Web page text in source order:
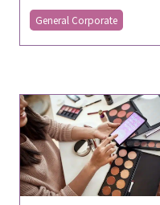
General Corporate